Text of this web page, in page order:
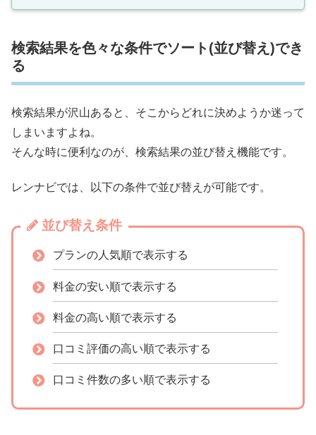
検索結果を色々な条件でソート(並び替え)でき
る
検索結果が沢山あると、そこからどれに決めようか迷って
しまいますよね。
そんな時に便利なのが、検索結果の並び替え機能です。
レンナビでは、以下の条件で並び替えが可能です。
並び替え条件
プランの人気順で表示する
料金の安い順で表示する
料金の高い順で表示する
口コミ評価の高い順で表示する
口コミ件数の多い順で表示する